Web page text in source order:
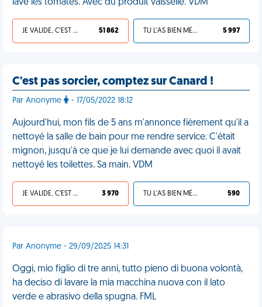
lavé les tomates. Avec du produit vaisselle. VDM
JE VALIDE, C'EST UNE VDM 51 862 TU L'AS BIEN MÉRITÉ 5 997
C'est pas sorcier, comptez sur Canard !
Par Anonyme - 17/05/2022 18:12
Aujourd'hui, mon fils de 5 ans m'annonce fièrement qu'il a
nettoyé la salle de bain pour me rendre service. C'était
mignon, jusqu'à ce que je lui demande avec quoi il avait
nettoyé les toilettes. Sa main. VDM
JE VALIDE, C'EST UNE VDM 3 970 TU L'AS BIEN MÉRITÉ 590
Par Anonyme - 29/09/2025 14:31
Oggi, mio figlio di tre anni, tutto pieno di buona volontà,
ha deciso di lavare la mia macchina nuova con il lato
verde e abrasivo della spugna. FML